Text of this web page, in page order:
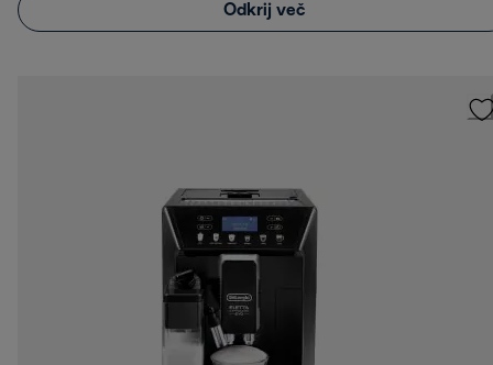
Odkrij več